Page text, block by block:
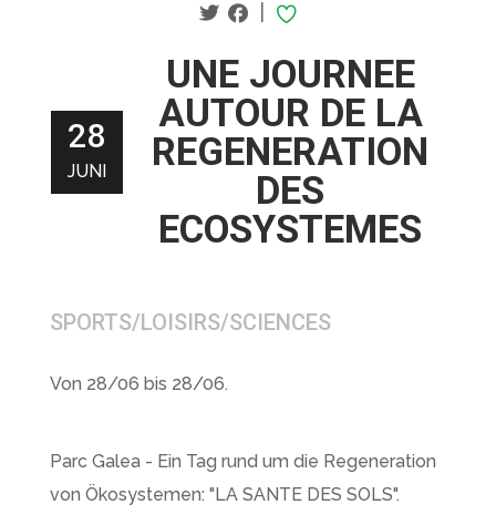
|
28
JUNI
UNE JOURNEE
AUTOUR DE LA
REGENERATION
DES
ECOSYSTEMES
SPORTS/LOISIRS/SCIENCES
Von 28/06 bis 28/06.
Parc Galea - Ein Tag rund um die Regeneration
von Ökosystemen: "LA SANTE DES SOLS".